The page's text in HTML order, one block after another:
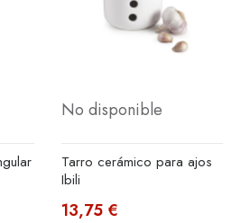
No disponible
Tarro cerámico para ajos
Ibili
13,75 €